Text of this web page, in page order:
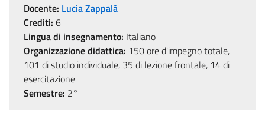
Docente: Lucia Zappalà
Crediti: 6
Lingua di insegnamento: Italiano
Organizzazione didattica: 150 ore d'impegno totale,
101 di studio individuale, 35 di lezione frontale, 14 di
esercitazione
Semestre: 2°